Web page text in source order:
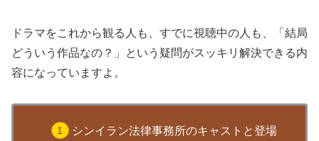
ドラマをこれから観る人も、すでに視聴中の人も、「結局
どういう作品なの？」という疑問がスッキリ解決できる内
容になっていますよ。
シンイラン法律事務所のキャストと登場